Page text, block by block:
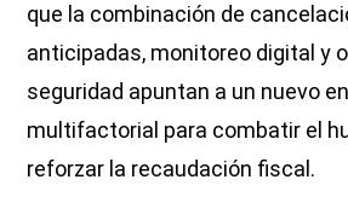
que la combinación de
anticipadas, monitoreo digital y
seguridad apuntan a un nuevo
multifactorial para combatir el
reforzar la recaudación fiscal.